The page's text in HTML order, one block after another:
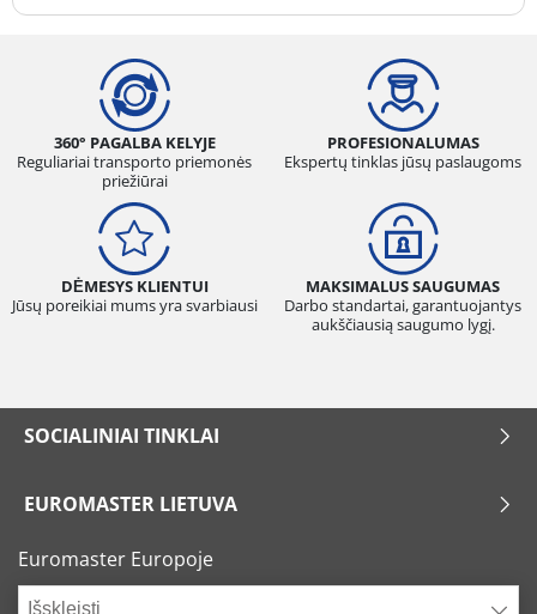
360° PAGALBA KELYJE
Reguliariai transporto priemonės
priežiūrai
PROFESIONALUMAS
Ekspertų tinklas jūsų paslaugoms
DĖMESYS KLIENTUI
Jūsų poreikiai mums yra svarbiausi
MAKSIMALUS SAUGUMAS
Darbo standartai, garantuojantys
aukščiausią saugumo lygį.
SOCIALINIAI TINKLAI
EUROMASTER LIETUVA
Euromaster Europoje
Išskleisti